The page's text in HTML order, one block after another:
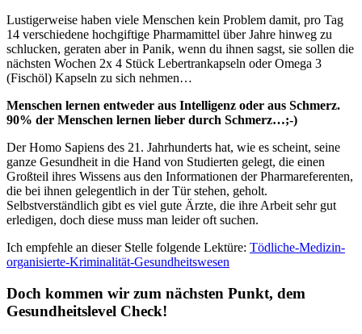
Lustigerweise haben viele Menschen kein Problem damit, pro Tag
14 verschiedene hochgiftige Pharmamittel über Jahre hinweg zu
schlucken, geraten aber in Panik, wenn du ihnen sagst, sie sollen die
nächsten Wochen 2x 4 Stück Lebertrankapseln oder Omega 3
(Fischöl) Kapseln zu sich nehmen…
Menschen lernen entweder aus Intelligenz oder aus Schmerz.
90% der Menschen lernen lieber durch Schmerz…;-)
Der Homo Sapiens des 21. Jahrhunderts hat, wie es scheint, seine
ganze Gesundheit in die Hand von Studierten gelegt, die einen
Großteil ihres Wissens aus den Informationen der Pharmareferenten,
die bei ihnen gelegentlich in der Tür stehen, geholt.
Selbstverständlich gibt es viel gute Ärzte, die ihre Arbeit sehr gut
erledigen, doch diese muss man leider oft suchen.
Ich empfehle an dieser Stelle folgende Lektüre: Tödliche-Medizin-
organisierte-Kriminalität-Gesundheitswesen
Doch kommen wir zum nächsten Punkt, dem
Gesundheitslevel Check!